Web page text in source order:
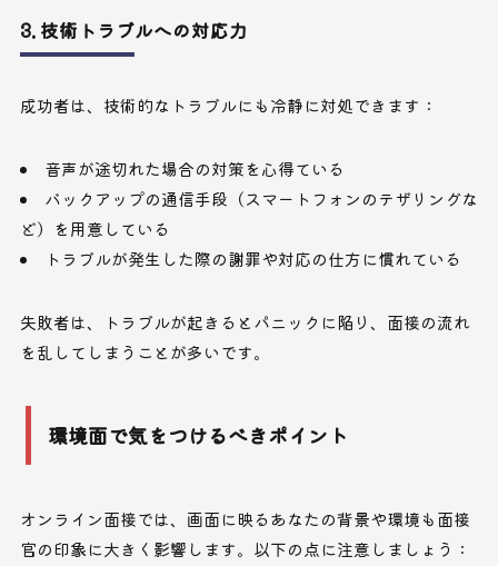
3. 技術トラブルへの対応力
成功者は、技術的なトラブルにも冷静に対処できます：
音声が途切れた場合の対策を心得ている
バックアップの通信手段（スマートフォンのテザリングな
ど）を用意している
トラブルが発生した際の謝罪や対応の仕方に慣れている
失敗者は、トラブルが起きるとパニックに陥り、面接の流れ
を乱してしまうことが多いです。
環境面で気をつけるべきポイント
オンライン面接では、画面に映るあなたの背景や環境も面接
官の印象に大きく影響します。以下の点に注意しましょう：